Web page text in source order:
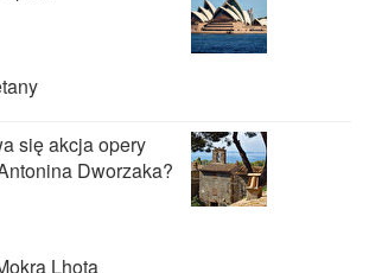
się akcja opery
Dworzaka?
Lhota